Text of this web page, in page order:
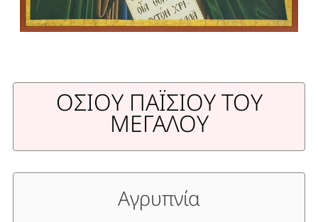
ΟΣΙΟΥ ΠΑΪΣΙΟΥ ΤΟΥ
ΜΕΓΑΛΟΥ
Αγρυπνία